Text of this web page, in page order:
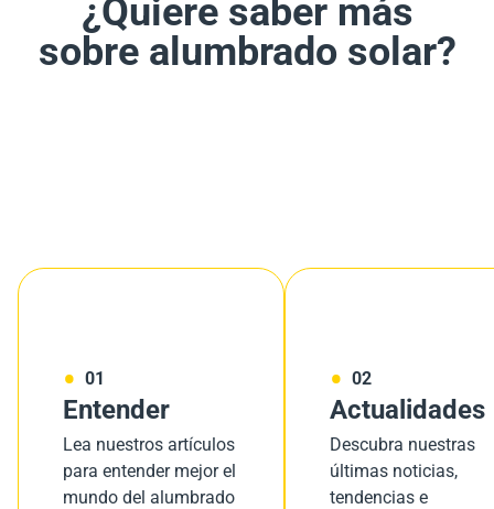
¿Quiere saber más
sobre alumbrado solar?
01
Entender
Lea nuestros artículos
para entender mejor el
mundo del alumbrado
02
Actualidades
Descubra nuestras
últimas noticias,
tendencias e